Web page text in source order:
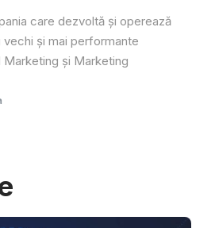
care dezvoltă și operează
vechi și mai performante
și Marketing